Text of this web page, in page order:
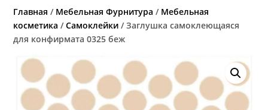
Главная / Мебельная Фурнитура / Мебельная
косметика /Самоклейки / Заглушка самоклеющаяся
для конфирмата 0325 беж